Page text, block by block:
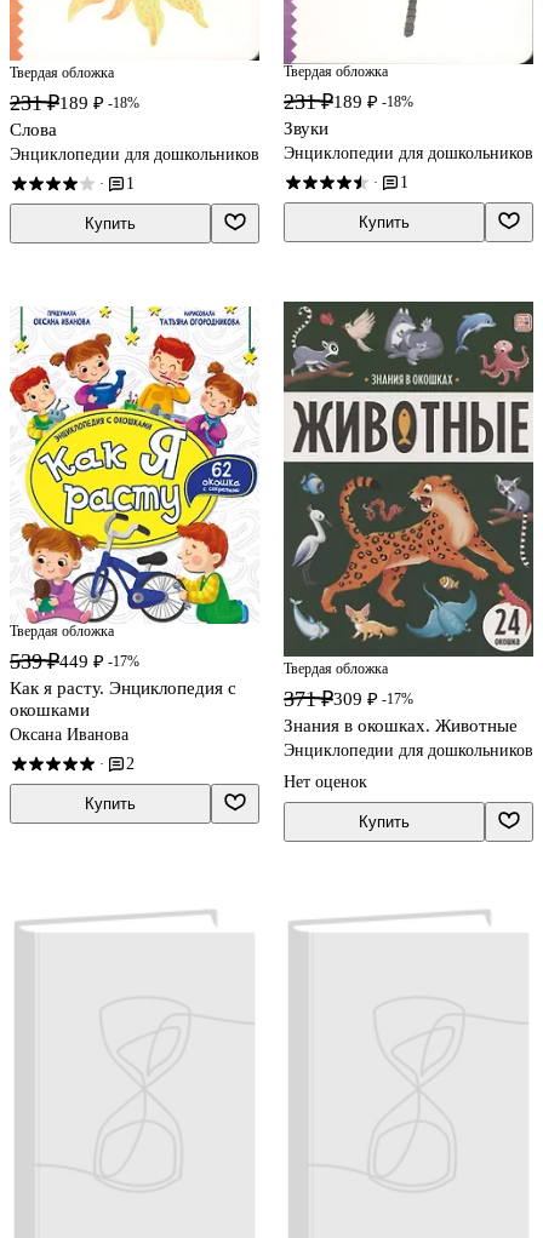
Твердая обложка
231 ₽189 ₽ -18%
Слова
Энциклопедии для дошкольников
· 1
Купить
Твердая обложка
231 ₽189 ₽ -18%
Звуки
Энциклопедии для дошкольников
· 1
Купить
Твердая обложка
539 ₽449 ₽ -17%
Как я расту. Энциклопедия с
окошками
Оксана Иванова
· 2
Купить
Твердая обложка
371 ₽309 ₽ -17%
Знания в окошках. Животные
Энциклопедии для дошкольников
Нет оценок
Купить